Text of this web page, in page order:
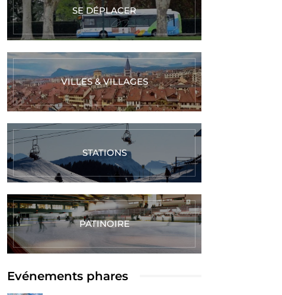
SE DÉPLACER
VILLES & VILLAGES
STATIONS
PATINOIRE
Evénements phares